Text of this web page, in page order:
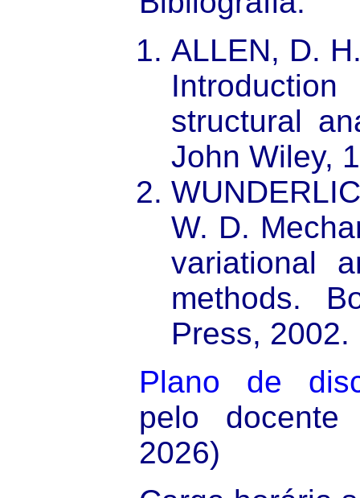
ALLEN, D.
structural
John Wiley,
W. D.
variational
methods.
Press, 2002.
Plano de
pelo docente
2026)